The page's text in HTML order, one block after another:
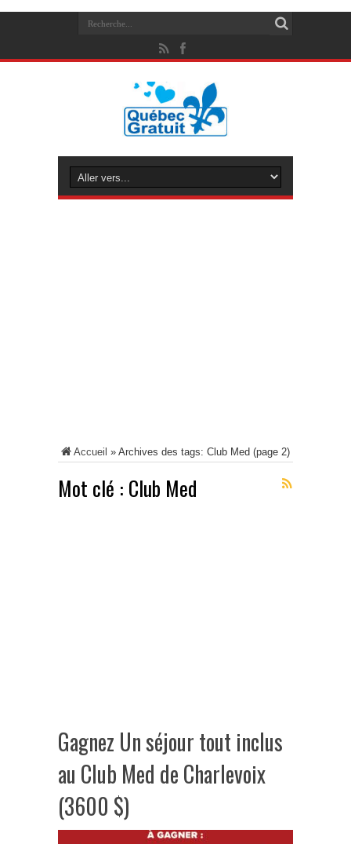
Accueil » Archives des tags: Club Med (page 2)
Mot clé : Club Med
Gagnez Un séjour tout inclus
au Club Med de Charlevoix
(3600 $)